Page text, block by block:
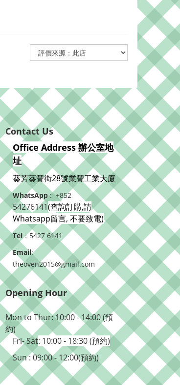
Contact Us
Office Address 辦公室地
址
葵芳葵豐街28號業豐工業大廈
WhatsApp: +852
54276141(查詢訂購,請
Whatsapp留言, 不要致電)
Tel：5427 6141
Email:
theoven2015@gmail.com
Opening Hour
Mon to Thur: 10:00 - 14:00 (預
約)
Fri- Sat: 10:00 - 18:30 (預約)
Sun : 09:00 - 12:00(預約)